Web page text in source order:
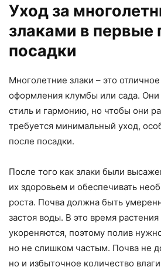
Уход за
злаками в первые
посадки
Многолетние злаки – это
оформления клумбы или сада. Они
стиль и гармонию, но чтобы они
требуется минимальный уход,
после посадки.
После того как злаки были
их здоровьем и обеспечивать
роста. Почва должна быть
застоя воды. В это время растения
укореняются, поэтому полив
но не слишком частым. Почва не
но и избыточное количество